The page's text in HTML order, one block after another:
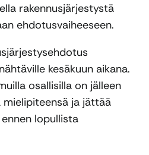
rakennusjärjestystä
ehdotusvaiheeseen.
kesäkuun aikana.
osallisilla on jälleen
ja jättää
lopullista